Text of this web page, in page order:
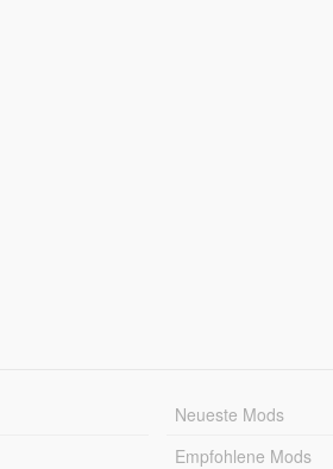
Neueste Mods
Empfohlene Mods